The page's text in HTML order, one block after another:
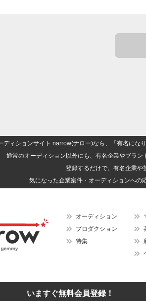
ディションサイト narrow(ナロー)なら、「有名にな
通常のオーディション以外にも、有名企業やブラ
登録するだけで、有名企業や
気になった企業案件・オーディションへの
オーディション
プロダクション
特集
いますぐ無料会員登録！